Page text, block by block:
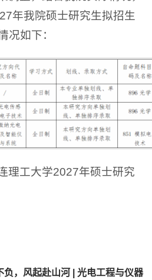
年我院硕士研究生拟招生
况如下：
理工大学2027年硕士研究
负，风起赴山河 | 光电工程与仪器